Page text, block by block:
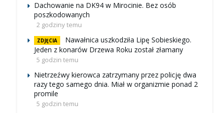
Dachowanie na DK94 w Mirocinie. Bez osób
poszkodowanych
2 godziny temu
ZDJĘCIA
Nawałnica uszkodziła Lipę Sobieskiego.
Jeden z konarów Drzewa Roku został złamany
5 godzin temu
Nietrzeźwy kierowca zatrzymany przez policję dwa
razy tego samego dnia. Miał w organizmie ponad 2
promile
5 godzin temu